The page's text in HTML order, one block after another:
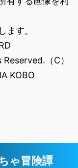
ます。
（C）
KOBO
ゃ冒険譚